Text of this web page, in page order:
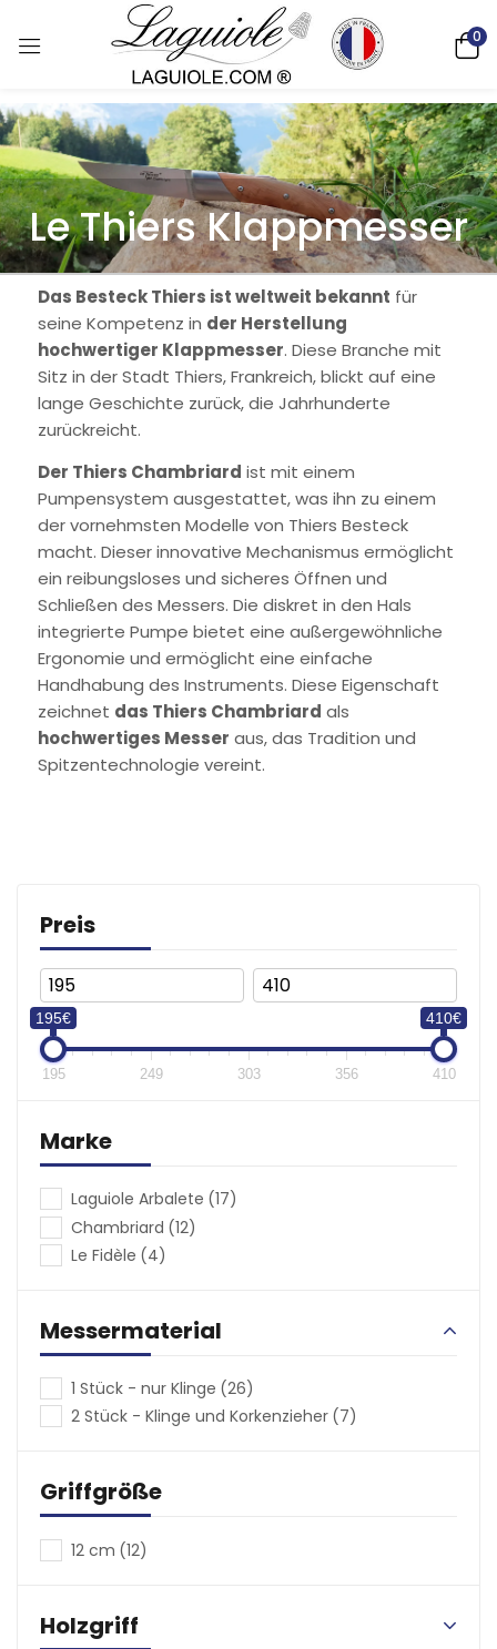
Deutsch)
0
Le Thiers Klappmesser
Das Besteck Thiers ist weltweit bekannt für
seine Kompetenz in der Herstellung
hochwertiger Klappmesser. Diese Branche mit
Sitz in der Stadt Thiers, Frankreich, blickt auf eine
lange Geschichte zurück, die Jahrhunderte
zurückreicht.
Der Thiers Chambriard ist mit einem
Pumpensystem ausgestattet, was ihn zu einem
der vornehmsten Modelle von Thiers Besteck
macht. Dieser innovative Mechanismus ermöglicht
ein reibungsloses und sicheres Öffnen und
Schließen des Messers. Die diskret in den Hals
integrierte Pumpe bietet eine außergewöhnliche
Ergonomie und ermöglicht eine einfache
Handhabung des Instruments. Diese Eigenschaft
zeichnet das Thiers Chambriard als
hochwertiges Messer aus, das Tradition und
Spitzentechnologie vereint.
Preis
(€)
195€ 410€
195 249 303 356 410
Marke
Laguiole Arbalete (17)
Chambriard (12)
Le Fidèle (4)
Messermaterial
1 Stück - nur Klinge (26)
2 Stück - Klinge und Korkenzieher (7)
Griffgröße
12 cm (12)
Holzgriff